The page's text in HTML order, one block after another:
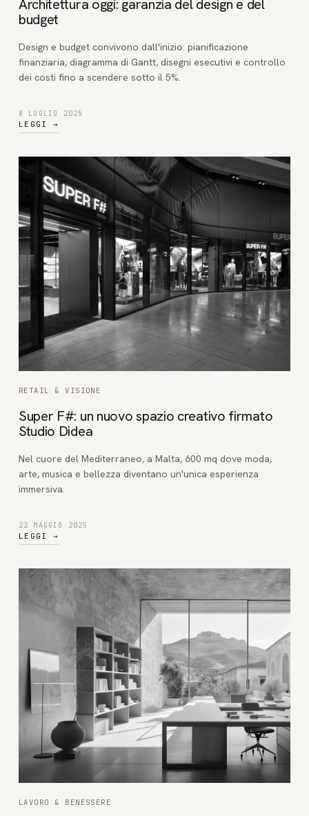
Architettura oggi: garanzia del design e del
budget
Design e budget convivono dall'inizio: pianificazione
finanziaria, diagramma di Gantt, disegni esecutivi e controllo
dei costi fino a scendere sotto il 5%.
8 LUGLIO 2025
LEGGI →
RETAIL & VISIONE
Super F#: un nuovo spazio creativo firmato
Studio Didea
Nel cuore del Mediterraneo, a Malta, 600 mq dove moda,
arte, musica e bellezza diventano un'unica esperienza
immersiva.
22 MAGGIO 2025
LEGGI →
LAVORO & BENESSERE